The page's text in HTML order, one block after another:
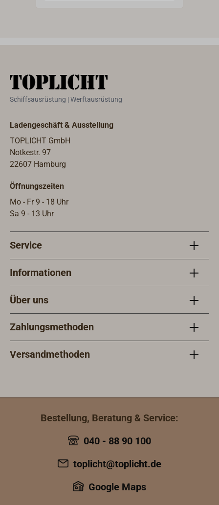
Schiffsausrüstung | Werftausrüstung
Ladengeschäft & Ausstellung
TOPLICHT GmbH
Notkestr. 97
22607 Hamburg
Öffnungszeiten
Mo - Fr 9 - 18 Uhr
Sa 9 - 13 Uhr
Service
Informationen
Über uns
Zahlungsmethoden
Versandmethoden
Bestellung, Beratung & Service:
040 - 88 90 100
toplicht@toplicht.de
Google Maps